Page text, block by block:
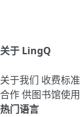
关于 LingQ
关于我们 收费标准
合作供图书馆使用
热门语言